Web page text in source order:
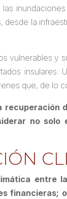
la
vulnerables y
insulares.
que, de lo
no solo
entre
financieras;